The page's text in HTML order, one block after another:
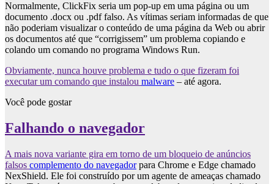
Normalmente, ClickFix seria um pop-up em uma página ou um
documento .docx ou .pdf falso. As vítimas seriam informadas de que
não poderiam visualizar o conteúdo de uma página da Web ou abrir
os documentos até que “corrigissem” um problema copiando e
colando um comando no programa Windows Run.
Obviamente, nunca houve problema e tudo o que fizeram foi
executar um comando que instalou malware – até agora.
Você pode gostar
Falhando o navegador
A mais nova variante gira em torno de um bloqueio de anúncios
falsos complemento do navegadorpara Chrome e Edge chamado
NexShield. Ele foi construído por um agente de ameaças chamado